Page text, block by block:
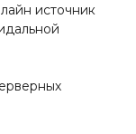
источник